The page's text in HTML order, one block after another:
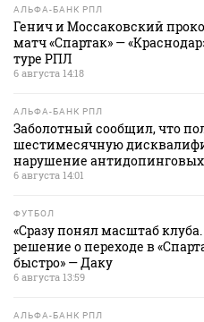
АЛЬФА-БАНК РПЛ
Генич и Моссаковский
матч «Спартак» —
туре РПЛ
6 августа 14:18
АЛЬФА-БАНК РПЛ
Заболотный сообщил, что
шестимесячную
нарушение
6 августа 14:01
ФУТБОЛ
«Сразу понял масштаб
решение о переходе в
быстро» — Даку
6 августа 13:59
АЛЬФА-БАНК РПЛ